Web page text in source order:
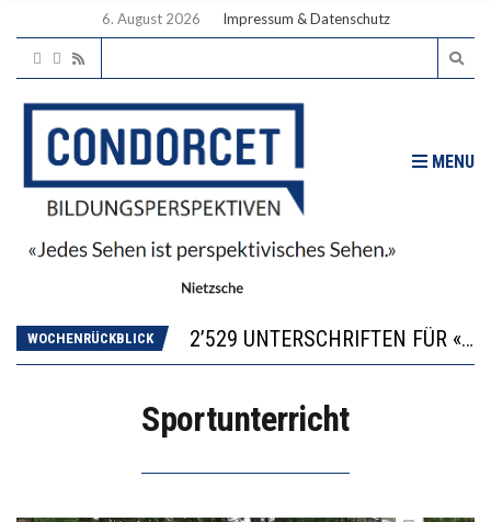
6. August 2026 Impressum & Datenschutz
MENU
WOCHENRÜCKBLICK
2’529 UNTERSCHRIFTEN FÜR «KEINE DIGITALEN GERÄTE IN DEN ERSTEN VIER PRIMARSCHULJAHREN» EINGEREICHT
ICH WILL MEHR EVIDENZ UND WILL WISSEN, WAS ALL DIE INVESTITIONEN BRINGEN
Sportunterricht